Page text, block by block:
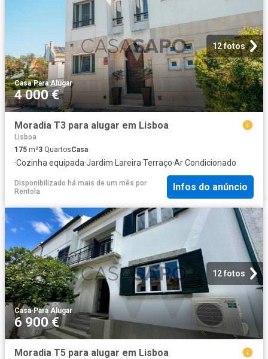
12 fotos
Casa·Para Alugar
4 000 €
Moradia T3 para alugar em Lisboa
Lisboa
175 m²3 QuartosCasa
·Cozinha equipada·Jardim· Lareira·Terraço·Ar Condicionado
Disponibilizado há mais de um mês por
Rentola
Infos do anúncio
12 fotos
Casa·Para Alugar
6 900 €
Moradia T5 para alugar em Lisboa